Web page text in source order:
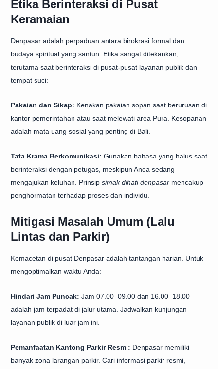
Etika Berinteraksi di Pusat
Keramaian
Denpasar adalah perpaduan antara birokrasi formal dan
budaya spiritual yang santun. Etika sangat ditekankan,
terutama saat berinteraksi di pusat-pusat layanan publik dan
tempat suci:
Pakaian dan Sikap: Kenakan pakaian sopan saat berurusan di
kantor pemerintahan atau saat melewati area Pura. Kesopanan
adalah mata uang sosial yang penting di Bali.
Tata Krama Berkomunikasi: Gunakan bahasa yang halus saat
berinteraksi dengan petugas, meskipun Anda sedang
mengajukan keluhan. Prinsip simak dihati denpasar mencakup
penghormatan terhadap proses dan individu.
Mitigasi Masalah Umum (Lalu
Lintas dan Parkir)
Kemacetan di pusat Denpasar adalah tantangan harian. Untuk
mengoptimalkan waktu Anda:
Hindari Jam Puncak: Jam 07.00–09.00 dan 16.00–18.00
adalah jam terpadat di jalur utama. Jadwalkan kunjungan
layanan publik di luar jam ini.
Pemanfaatan Kantong Parkir Resmi: Denpasar memiliki
banyak zona larangan parkir. Cari informasi parkir resmi,